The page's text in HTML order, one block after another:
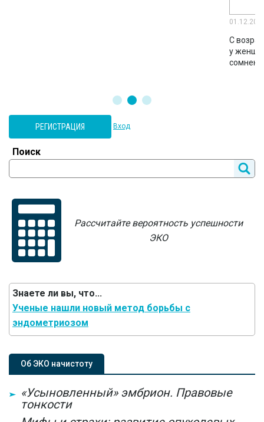
С
у
РЕГИСТРАЦИЯ Вход
Поиск
Рассчитайте вероятность успешности
ЭКО
Знаете ли вы, что...
Ученые нашли новый метод борьбы с
эндометриозом
Об ЭКО начистоту
«Усыновленный» эмбрион. Правовые
тонкости